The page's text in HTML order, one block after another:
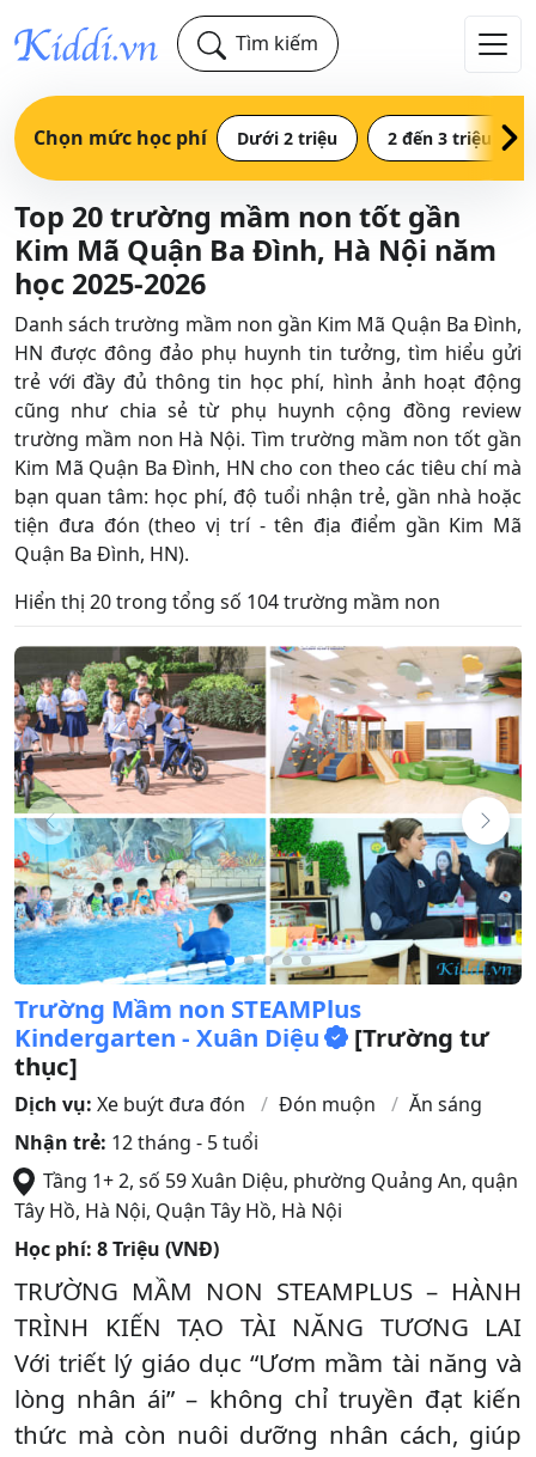
Tìm kiếm
Chọn mức học phí Dưới 2 triệu 2 đến 3 triệu
Top 20 trường mầm non tốt gần
Kim Mã Quận Ba Đình, Hà Nội năm
học 2025-2026
Danh sách trường mầm non gần Kim Mã Quận Ba Đình,
HN được đông đảo phụ huynh tin tưởng, tìm hiểu gửi
trẻ với đầy đủ thông tin học phí, hình ảnh hoạt động
cũng như chia sẻ từ phụ huynh cộng đồng review
trường mầm non Hà Nội. Tìm trường mầm non tốt gần
Kim Mã Quận Ba Đình, HN cho con theo các tiêu chí mà
bạn quan tâm: học phí, độ tuổi nhận trẻ, gần nhà hoặc
tiện đưa đón (theo vị trí - tên địa điểm gần Kim Mã
Quận Ba Đình, HN).
Hiển thị 20 trong tổng số 104 trường mầm non
Trường Mầm non STEAMPlus
Kindergarten - Xuân Diệu
[Trường tư
thục]
Dịch vụ: Xe buýt đưa đón Đón muộn
Ăn sáng
Nhận trẻ: 12 tháng - 5 tuổi
Tầng 1+ 2, số 59 Xuân Diệu, phường Quảng An, quận
Tây Hồ, Hà Nội, Quận Tây Hồ, Hà Nội
Học phí: 8 Triệu (VNĐ)
TRƯỜNG MẦM NON STEAMPLUS – HÀNH
TRÌNH KIẾN TẠO TÀI NĂNG TƯƠNG LAI
Với triết lý giáo dục “Ươm mầm tài năng và
lòng nhân ái” – không chỉ truyền đạt kiến
thức mà còn nuôi dưỡng nhân cách, giúp